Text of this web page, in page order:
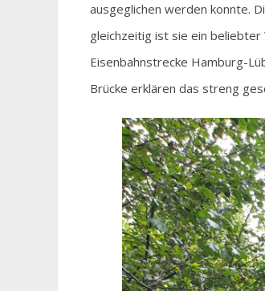
ausgeglichen werden konnte.
gleichzeitig ist sie ein
Eisenbahnstrecke Hamburg-
Brücke erklären das streng